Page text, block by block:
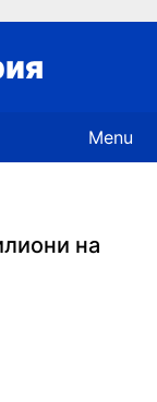
Menu
на